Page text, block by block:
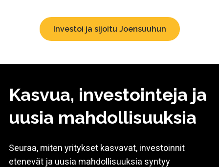
Investoi ja sijoitu Joensuuhun
Kasvua, investointeja ja
uusia mahdollisuuksia
Seuraa, miten yritykset kasvavat, investoinnit
etenevät ja uusia mahdollisuuksia syntyy